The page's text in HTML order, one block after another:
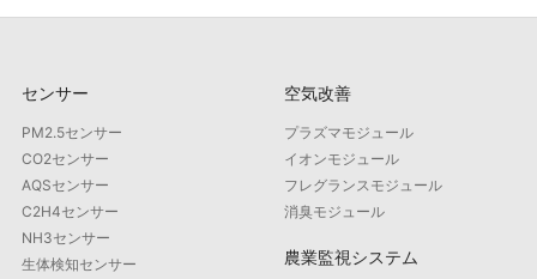
センサー
PM2.5センサー
CO2センサー
AQSセンサー
C2H4センサー
NH3センサー
生体検知センサー
空気改善
プラズマモジュール
イオンモジュール
フレグランスモジュール
消臭モジュール
農業監視システム